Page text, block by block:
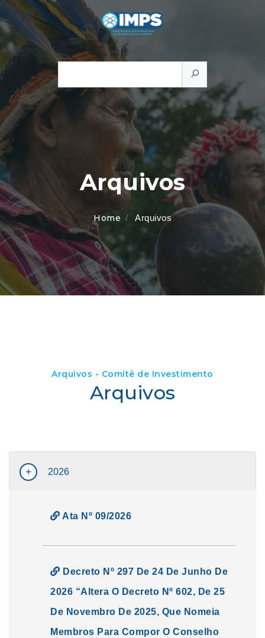
Arquivos
Home Arquivos
Arquivos - Comitê de Investimento
Arquivos
2026
Ata Nº 09/2026
Decreto Nº 297 De 24 De Junho De
2026 “Altera O Decreto Nº 602, De 25
De Novembro De 2025, Que Nomeia
Membros Para Compor O Conselho